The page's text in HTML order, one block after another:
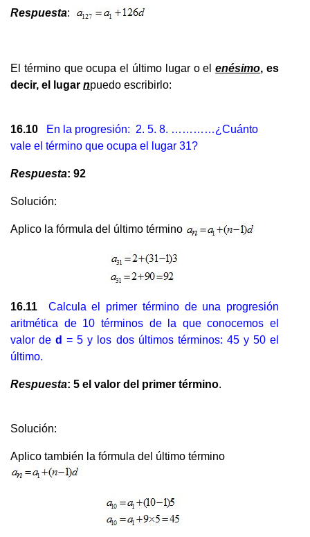
Respuesta:
El término que ocupa el último lugar o elenésimo, es
decir, el lugar npuedo escribirlo:
16.10
En la progresión: 2. 5. 8. …………¿Cuánto
vale el término que ocupa el lugar 31?
Respuesta: 92
Solución:
Aplico la fórmula del último término
16.11
Calcula el primer término de una progresión
aritmética de 10 términos de la que conocemos el
valor ded = 5 y los dos últimos términos: 45 y 50 el
último.
Respuesta: 5 el valor del primer término.
Solución:
Aplico también la fórmula del último término